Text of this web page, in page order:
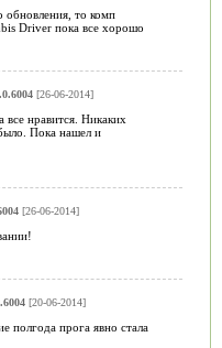
обновления, то комп
Driver пока все хорошо
[26-06-2014]
нравится. Никаких
Пока нашел и
[26-06-2014]
[20-06-2014]
полгода прога явно стала